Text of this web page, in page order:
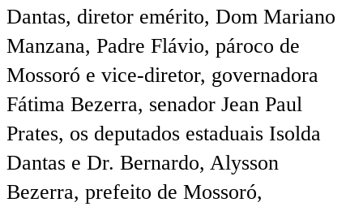
Dantas, diretor emérito, Dom Mariano
Manzana, Padre Flávio, pároco de
Mossoró e vice-diretor, governadora
Fátima Bezerra, senador Jean Paul
Prates, os deputados estaduais Isolda
Dantas e Dr. Bernardo, Alysson
Bezerra, prefeito de Mossoró,